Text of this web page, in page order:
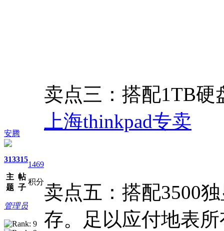
安腾
313
主
题
315
帖
子
1469
积分
管理员
卖点三：搭配1TB
上海thinkpad专卖
卖点五：搭配3500
存。足以应付地表